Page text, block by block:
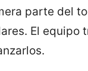
parte del
El equipo